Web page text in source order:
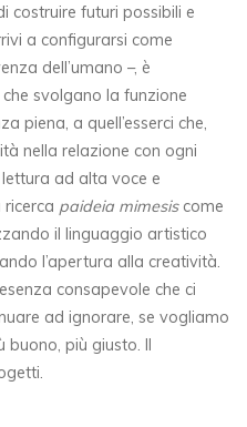
costruire futuri possibili e
a configurarsi come
dell’umano –, è
svolgano la funzione
piena, a quell’esserci che,
nella relazione con ogni
ad alta voce e
paideia mimesiscome
il linguaggio artistico
l’apertura alla creatività.
consapevole che ci
ad ignorare, se vogliamo
buono, più giusto. Il